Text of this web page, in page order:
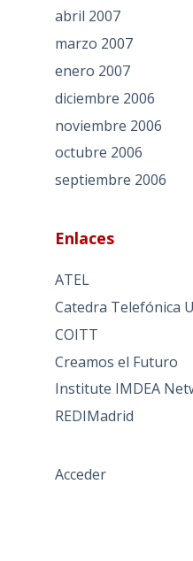
abril 2007
marzo 2007
enero 2007
diciembre 2006
noviembre 2006
octubre 2006
septiembre 2006
Enlaces
ATEL
Catedra Telefónica
COITT
Creamos el Futuro
Institute IMDEA
REDIMadrid
Acceder